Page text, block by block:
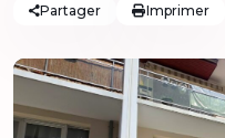
Partager Imprimer